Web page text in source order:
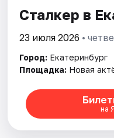
Города
Площадки
Артисты
Рейтинги
Сталкер в
23 июля 2026 •
Город: Екатеринбург
Площадка: Новая
на